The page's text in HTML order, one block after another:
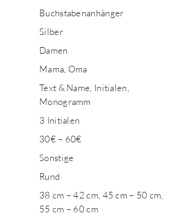
Buchstabenanhänger
Silber
Damen
Mama, Oma
Text & Name, Initialen,
Monogramm
3 Initialen
30€ – 60€
Sonstige
Rund
38 cm – 42 cm, 45 cm – 50 cm,
55 cm – 60 cm